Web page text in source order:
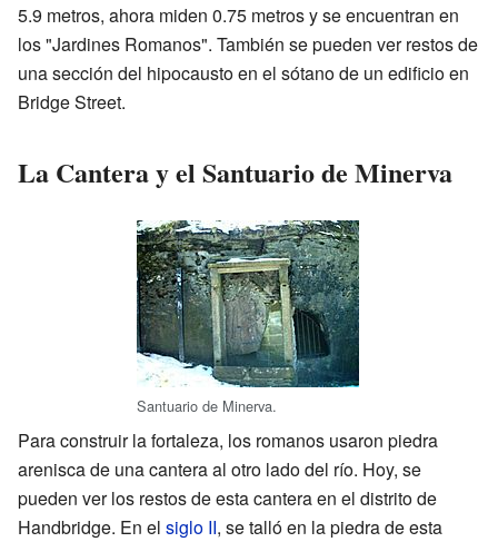
5.9 metros, ahora miden 0.75 metros y se encuentran en
los "Jardines Romanos". También se pueden ver restos de
una sección del hipocausto en el sótano de un edificio en
Bridge Street.
La Cantera y el Santuario de Minerva
Santuario de Minerva.
Para construir la fortaleza, los romanos usaron piedra
arenisca de una cantera al otro lado del río. Hoy, se
pueden ver los restos de esta cantera en el distrito de
Handbridge. En el siglo II, se talló en la piedra de esta